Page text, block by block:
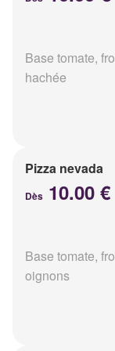
Base tomate,
hachée
Pizza nevada
Dès 10.00 €
Base tomate,
oignons